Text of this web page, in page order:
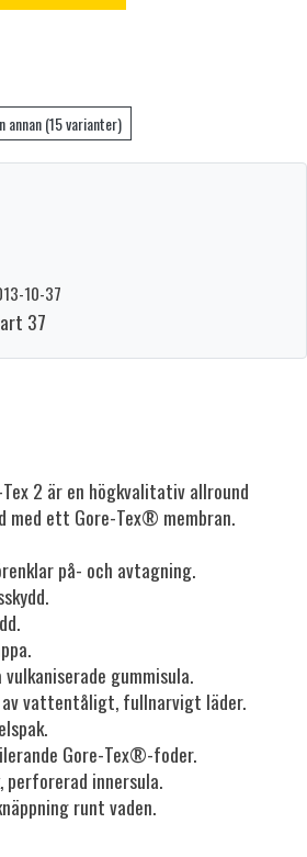
annan (15 varianter)
10-37
37
2 är en högkvalitativ allround
ett Gore-Tex® membran.
på- och avtagning.
gummisula.
vattentåligt, fullnarvigt läder.
Gore-Tex®-foder.
innersula.
runt vaden.